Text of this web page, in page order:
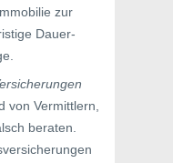
zur
Dauer-
von Vermittlern,
beraten.